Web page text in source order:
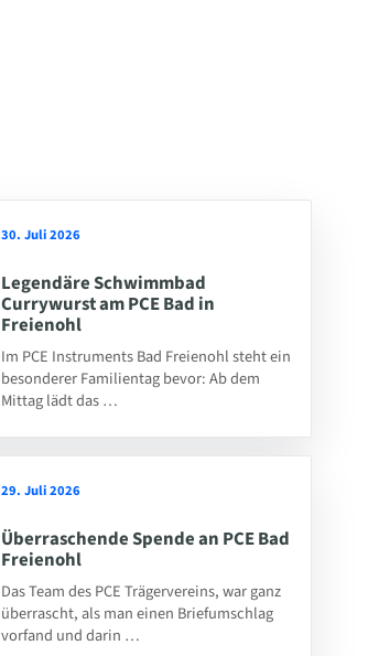
30. Juli 2026
Legendäre Schwimmbad
Currywurst am PCE Bad in
Freienohl
Im PCE Instruments Bad Freienohl steht ein
besonderer Familientag bevor: Ab dem
Mittag lädt das …
29. Juli 2026
Überraschende Spende an PCE Bad
Freienohl
Das Team des PCE Trägervereins, war ganz
überrascht, als man einen Briefumschlag
vorfand und darin …